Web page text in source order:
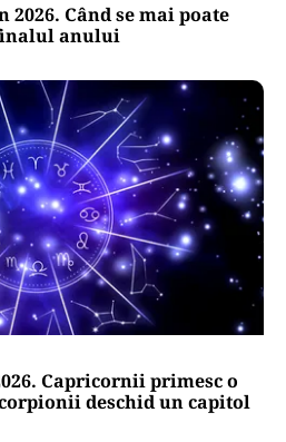
Când se mai poate
anului
Capricornii primesc o
deschid un capitol